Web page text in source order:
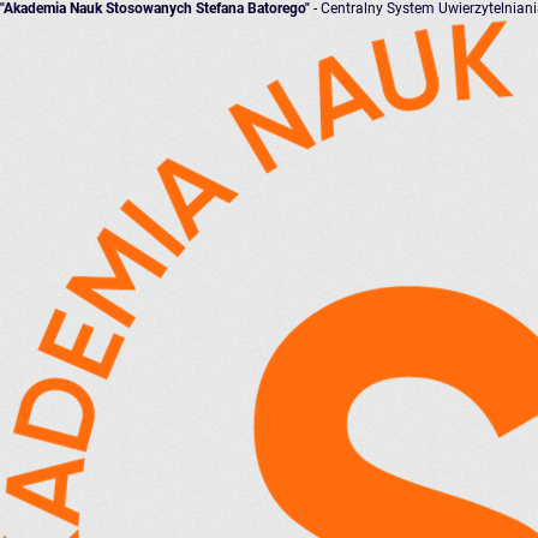
"Akademia Nauk Stosowanych Stefana Batorego" - Centralny System